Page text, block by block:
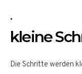
kleine
Die Schritte werden